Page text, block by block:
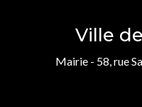
Ville
Mairie - 58, rue